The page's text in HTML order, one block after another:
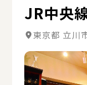
JR中央
東京都 立川